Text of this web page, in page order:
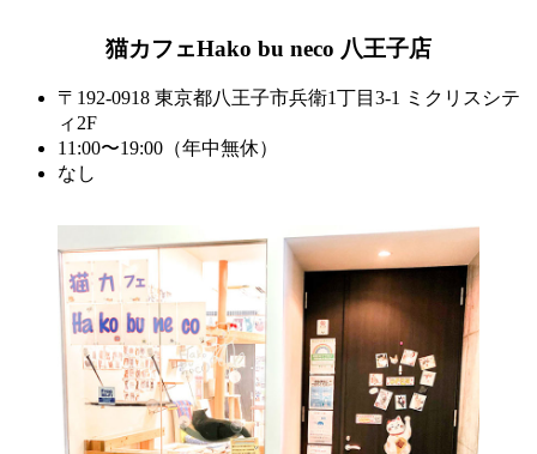
猫カフェHako bu neco 八王子店
〒192-0918 東京都八王子市兵衛1丁目3-1 ミクリスシテ
ィ2F
11:00〜19:00（年中無休）
なし